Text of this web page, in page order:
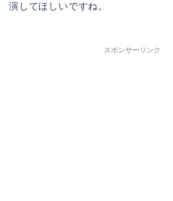
演してほしいですね。
スポンサーリンク